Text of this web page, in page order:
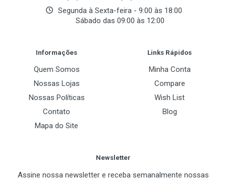
Botão de Rolagem
Resolução
800 cpi
Especificações Físicas
Segunda à Sexta-feira - 9:00 às 18:00
Sábado das 09:00 às 12:00
Informações
Quem Somos
Nossas Lojas
Nossas Políticas
Contato
Mapa do Site
Links Rápidos
Minha Conta
Compare
Wish List
Blog
Newsletter
Assine nossa newsletter e receba semanalmente nossas